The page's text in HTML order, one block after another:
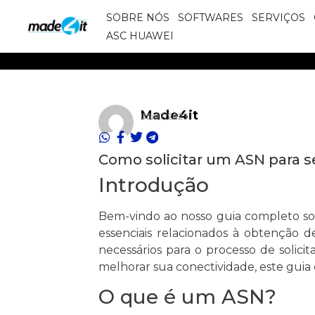
SOBRE NÓS SOFTWARES SERVIÇOS
ASC HUAWEI
Made4it
06/07/2023
Como solicitar um ASN para
Introdução
Bem-vindo ao nosso guia completo
essenciais relacionados à obtenção
necessários para o processo de
melhorar sua conectividade, este guia
O que é um ASN?